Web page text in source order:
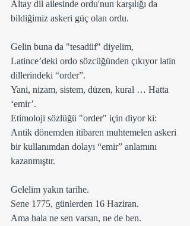
Altay dil ailesinde ordu'nun karşılığı da
bildiğimiz askeri güç olan ordu.
Gelin buna da "tesadüf" diyelim,
Latince’deki ordo sözcüğünden çıkıyor latin
dillerindeki “order”.
Yani, nizam, sistem, düzen, kural … Hatta
‘emir’.
Etimoloji sözlüğü "order" için diyor ki:
Antik dönemden itibaren muhtemelen askeri
bir kullanımdan dolayı “emir” anlamını
kazanmıştır.
Gelelim yakın tarihe.
Sene 1775, günlerden 16 Haziran.
Ama hala ne sen varsın, ne de ben.